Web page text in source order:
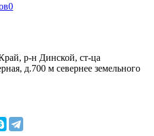
0
р-н Динской, ст-ца
д.700 м севернее земельного